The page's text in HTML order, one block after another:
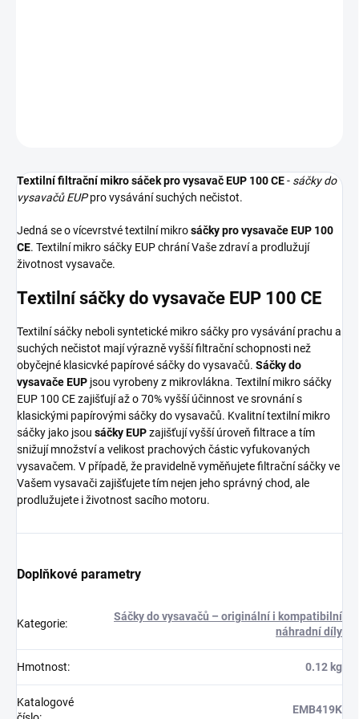
Textilní filtrační mikro sáček pro vysavač EUP 100 CE- sáčky do
vysavačů EUPpro vysávání suchých nečistot.
Jedná se o vícevrstvé textilní mikrosáčky pro vysavače EUP 100
CE. Textilní mikro sáčky EUP chrání Vaše zdraví a prodlužují
životnost vysavače.
Textilní sáčky do vysavače EUP 100 CE
Textilní sáčky neboli syntetické mikro sáčky pro vysávání prachu a
suchých nečistot mají výrazně vyšší filtrační schopnosti než
obyčejné klasicvké papírové sáčky do vysavačů. Sáčky do
vysavače EUP jsou vyrobeny z mikrovlákna. Textilní mikro sáčky
EUP 100 CE zajišťují až o 70% vyšší účinnost ve srovnání s
klasickými papírovými sáčky do vysavačů. Kvalitní textilní mikro
sáčky jako jsou sáčky EUPzajišťují vyšší úroveň filtrace a tím
snižují množství a velikost prachových částic vyfukovaných
vysavačem. V případě, že pravidelně vyměňujete filtrační sáčky ve
Vašem vysavači zajišťujete tím nejen jeho správný chod, ale
prodlužujete i životnost sacího motoru.
Doplňkové parametry
Kategorie:
Sáčky do vysavačů – originální i kompatibilní
náhradní díly
Hmotnost: 0.12 kg
Katalogové
EMB419K